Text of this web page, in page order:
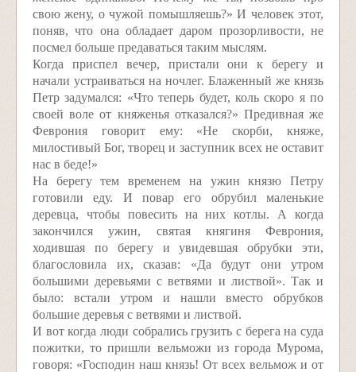
свою жену, о чужой помышляешь?» И человек этот,
поняв, что она обладает даром прозорливости, не
посмел больше предаваться таким мыслям.
Когда приспел вечер, пристали они к берегу и
начали устраиваться на ночлег. Блаженный же князь
Петр задумался: «Что теперь будет, коль скоро я по
своей воле от княженья отказался?» Предивная же
Феврония говорит ему: «Не скорби, княже,
милостивый Бог, творец и заступник всех не оставит
нас в беде!»
На берегу тем временем на ужин князю Петру
готовили еду. И повар его обрубил маленькие
деревца, чтобы повесить на них котлы. А когда
закончился ужин, святая княгиня Феврония,
ходившая по берегу и увидевшая обрубки эти,
благословила их, сказав: «Да будут они утром
большими деревьями с ветвями и листвой». Так и
было: встали утром и нашли вместо обрубков
большие деревья с ветвями и листвой.
И вот когда люди собрались грузить с берега на суда
пожитки, то пришли вельможи из города Мурома,
говоря: «Господин наш князь! От всех вельмож и от